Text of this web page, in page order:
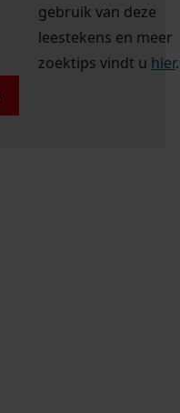
gebruik van deze
leestekens en meer
zoektips vindt u hier.